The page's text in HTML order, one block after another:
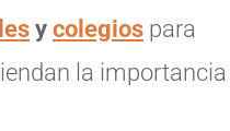
y colegios para
la importancia